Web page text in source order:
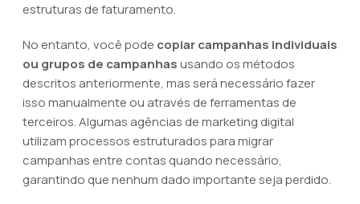
estruturas de faturamento.
No entanto, você pode copiar campanhas individuais
ou grupos de campanhasusando os métodos
descritos anteriormente, mas será necessário fazer
isso manualmente ou através de ferramentas de
terceiros. Algumas agências de marketing digital
utilizam processos estruturados para migrar
campanhas entre contas quando necessário,
garantindo que nenhum dado importante seja perdido.